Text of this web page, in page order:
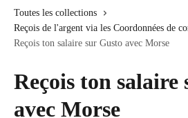
Toutes les collections
Reçois de l'argent via les Coordonnées de
Reçois ton salaire sur Gusto avec Morse
Reçois ton salaire
avec Morse